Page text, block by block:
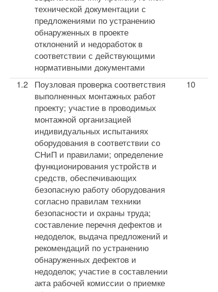
технической документации с
предложениями по устранению
обнаруженных в проекте
отклонений и недоработок в
соответствии с действующими
нормативными документами
1.2 Поузловая проверка соответствия
выполненных монтажных работ
проекту; участие в проводимых
монтажной организацией
индивидуальных испыта­ниях
оборудования в соответствии со
СНиП и пра­вилами; определение
функционирования уст­ройств и
средств, обеспечивающих
безопасную работу оборудования
согласно правилам техники
безопасности и охраны труда;
составление переч­ня дефектов и
недоделок, выдача предложений и
рекомендаций по устранению
обнаруженных де­фектов и
недоделок; участие в составлении
акта рабочей комиссии о приемке
10